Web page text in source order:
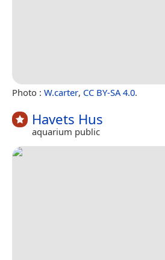
Photo : W.carter, CC BY-SA 4.0.
Havets Hus
aquarium public